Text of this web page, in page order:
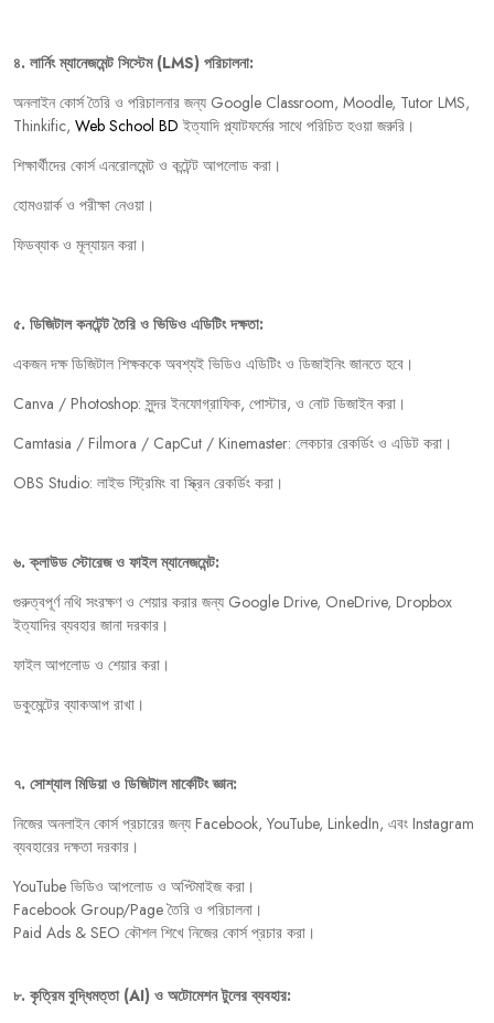
৪. লার্নিং ম্যানেজমেন্ট সিস্টেম(LMS) পরিচালনা:
অনলাইন কোর্স তৈরি ও পরিচালনার জন্য Google Classroom, Moodle, Tutor LMS,
Thinkific, Web School BD ইত্যাদি প্ল্যাটফর্মের সাথে পরিচিত হওয়া জরুরি।
শিক্ষার্থীদের কোর্স এনরোলমেন্ট ও কন্টেন্ট আপলোড করা।
হোমওয়ার্ক ও পরীক্ষা নেওয়া।
ফিডব্যাক ও মূল্যায়ন করা।
৫. ডিজিটাল কনটেন্ট তৈরি ও ভিডিও এডিটিং দক্ষতা:
একজন দক্ষ ডিজিটাল শিক্ষককে অবশ্যই ভিডিও এডিটিং ও ডিজাইনিং জানতে হবে।
Canva / Photoshop:সুন্দর ইনফোগ্রাফিক, পোস্টার, ও নোট ডিজাইন করা।
Camtasia / Filmora / CapCut / Kinemaster: লেকচার রেকর্ডিং ও এডিট করা।
OBS Studio: লাইভ স্ট্রিমিং বা স্ক্রিন রেকর্ডিং করা।
৬.ক্লাউড স্টোরেজ ও ফাইল ম্যানেজমেন্ট:
গুরুত্বপূর্ণ নথি সংরক্ষণ ও শেয়ার করার জন্য Google Drive, OneDrive, Dropbox
ইত্যাদির ব্যবহার জানা দরকার।
ফাইল আপলোড ও শেয়ার করা।
ডকুমেন্টের ব্যাকআপ রাখা।
৭. সোশ্যাল মিডিয়া ও ডিজিটাল মার্কেটিং জ্ঞান:
নিজের অনলাইন কোর্স প্রচারের জন্য Facebook, YouTube, LinkedIn, এবং Instagram
ব্যবহারের দক্ষতা দরকার।
YouTube ভিডিও আপলোড ও অপ্টিমাইজ করা।
Facebook Group/Pageতৈরি ও পরিচালনা।
Paid Ads & SEO কৌশল শিখে নিজের কোর্স প্রচার করা।
৮. কৃত্রিম বুদ্ধিমত্তা(AI) ও অটোমেশন টুলের ব্যবহার: